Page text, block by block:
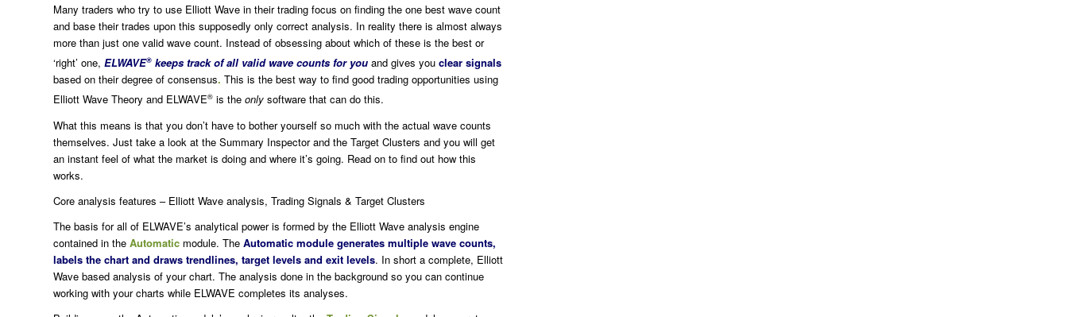
Many traders who try to use Elliott Wave in their trading focus on finding the one best wave count
and base their trades upon this supposedly only correct analysis. In reality there is almost always
more than just one valid wave count. Instead of obsessing about which of these is the best or
‘right’ one, ELWAVE® keeps track of all valid wave counts for you and gives you clear signals
based on their degree of consensus. This is the best way to find good trading opportunities using
Elliott Wave Theory and ELWAVE® is the only software that can do this.
What this means is that you don’t have to bother yourself so much with the actual wave counts
themselves. Just take a look at the Summary Inspector and the Target Clusters and you will get
an instant feel of what the market is doing and where it’s going. Read on to find out how this
works.
Core analysis features – Elliott Wave analysis, Trading Signals & Target Clusters
The basis for all of ELWAVE’s analytical power is formed by the Elliott Wave analysis engine
contained in the Automatic module. The Automatic module generates multiple wave counts,
labels the chart and draws trendlines, target levels and exit levels. In short a complete, Elliott
Wave based analysis of your chart. The analysis done in the background so you can continue
working with your charts while ELWAVE completes its analyses.